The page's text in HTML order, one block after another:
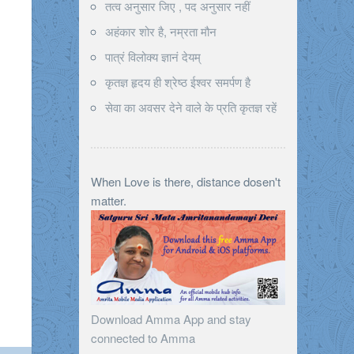
तत्व अनुसार जिए , पद अनुसार नहीं
अहंकार शोर है, नम्रता मौन
पात्रं विलोक्य ज्ञानं देयम्
कृतज्ञ हृदय ही श्रेष्ठ ईश्वर समर्पण है
सेवा का अवसर देने वाले के प्रति कृतज्ञ रहें
When Love is there, distance dosen't
matter.
Download Amma App and stay
connected to Amma